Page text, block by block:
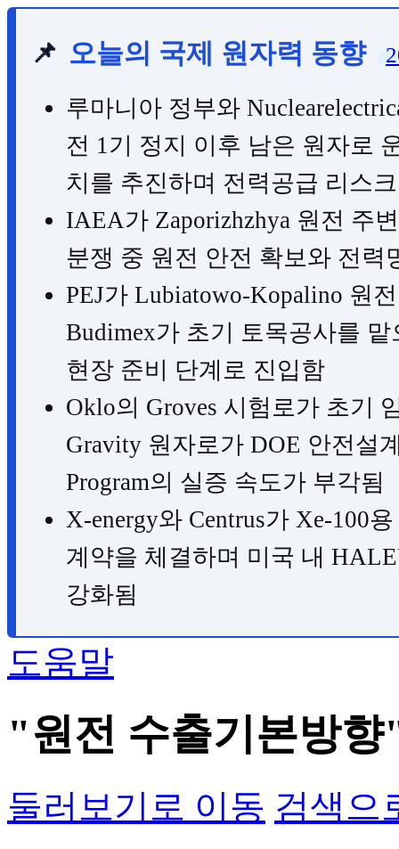
📌 오늘의 국제 원자력 동향
루마니아 정부와
전 1기 정지 이후 남은 원자로
치를 추진하며 전력공급 리스
IAEA가 Zaporizhzhya 원전 주
분쟁 중 원전 안전 확보와 전
PEJ가 Lubiatowo-Kopalino 원
Budimex가 초기 토목공사를
현장 준비 단계로 진입함
Oklo의 Groves 시험로가 초기
Gravity 원자로가 DOE 안전설
Program의 실증 속도가 부각됨
X-energy와 Centrus가 Xe-100
계약을 체결하며 미국 내
강화됨
도움말
"원전 수출기본방
둘러보기로 이동 검색으